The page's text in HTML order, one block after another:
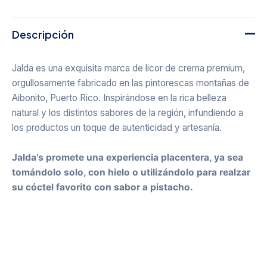
Descripción
Jalda es una exquisita marca de licor de crema premium,
orgullosamente fabricado en las pintorescas montañas de
Aibonito, Puerto Rico. Inspirándose en la rica belleza
natural y los distintos sabores de la región, infundiendo a
los productos un toque de autenticidad y artesanía.
Jalda’s promete una experiencia placentera, ya sea
tomándolo solo, con hielo o utilizándolo para realzar
su cóctel favorito con sabor a pistacho.